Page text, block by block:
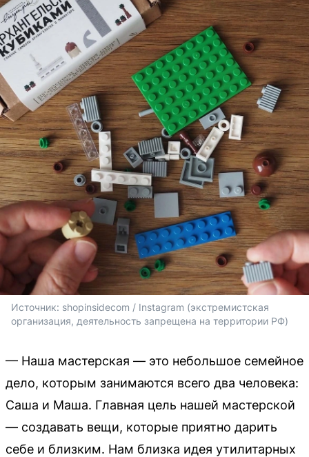
Источник: shopinsidecom / Instagram (экстремистская
организация, деятельность запрещена на территории РФ)
— Наша мастерская — это небольшое семейное
дело, которым занимаются всего два человека:
Саша и Маша. Главная цель нашей мастерской
— создавать вещи, которые приятно дарить
себе и близким. Нам близка идея утилитарных